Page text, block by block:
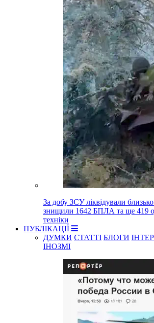
За добу ЗСУ ліквідували
знищили 1642 БПЛА та ще 419
техніки
ПУБЛІКАЦІЇ
ДУМКИ СТАТТІ БЛОГИ
ІНОЗМІ